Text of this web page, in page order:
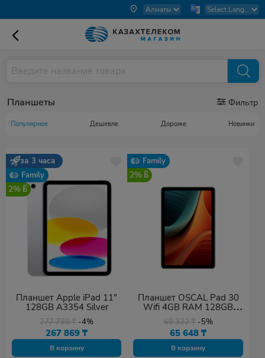
Планшеты Фильтр
Популярное Дешевле Дороже Новинки
за 3 часа
Family
2%
Планшет Apple iPad 11"
128GB A3354 Silver
277 798₸ -4%
267 869₸
В корзину
Family
2%
Планшет OSCAL Pad 30
Wifi 4GB RAM 128GB
ROM Green
69 322₸ -5%
65 648₸
В корзину